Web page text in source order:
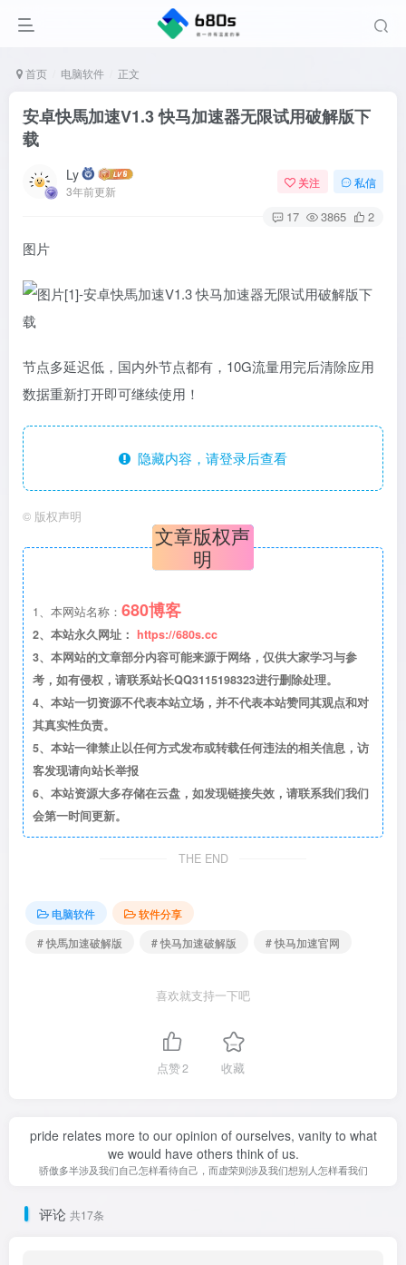
首页 电脑软件 正文
安卓快馬加速V1.3 快马加速器无限试用破解版下
载
Ly
3年前更新
关注 私信
17 3865 2
图片
节点多延迟低，国内外节点都有，10G流量用完后清除应用
数据重新打开即可继续使用！
隐藏内容，请登录后查看
© 版权声明
文章版权声
明
1、本网站名称： 680博客
2、本站永久网址： https://680s.cc
3、本网站的文章部分内容可能来源于网络，仅供大家学习与参
考，如有侵权，请联系站长QQ3115198323进行删除处理。
4、本站一切资源不代表本站立场，并不代表本站赞同其观点和对
其真实性负责。
5、本站一律禁止以任何方式发布或转载任何违法的相关信息，访
客发现请向站长举报
6、本站资源大多存储在云盘，如发现链接失效，请联系我们我们
会第一时间更新。
THE END
电脑软件
软件分享
# 快馬加速破解版
# 快马加速破解版 # 快马加速官网
喜欢就支持一下吧
点赞2 收藏
pride relates more to our opinion of ourselves, vanity to what
we would have others think of us.
骄傲多半涉及我们自己怎样看待自己，而虚荣则涉及我们想别人怎样看我们
评论 共17条